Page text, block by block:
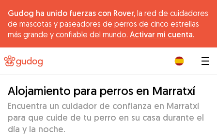
Gudog ha unido fuerzas con Rover, la red de cuidadores
de mascotas y paseadores de perros de cinco estrellas
más grande y confiable del mundo. Activar mi cuenta.
Alojamiento para perros en Marratxí
Encuentra un cuidador de confianza en Marratxí
para que cuide de tu perro en su casa durante el
día y la noche.